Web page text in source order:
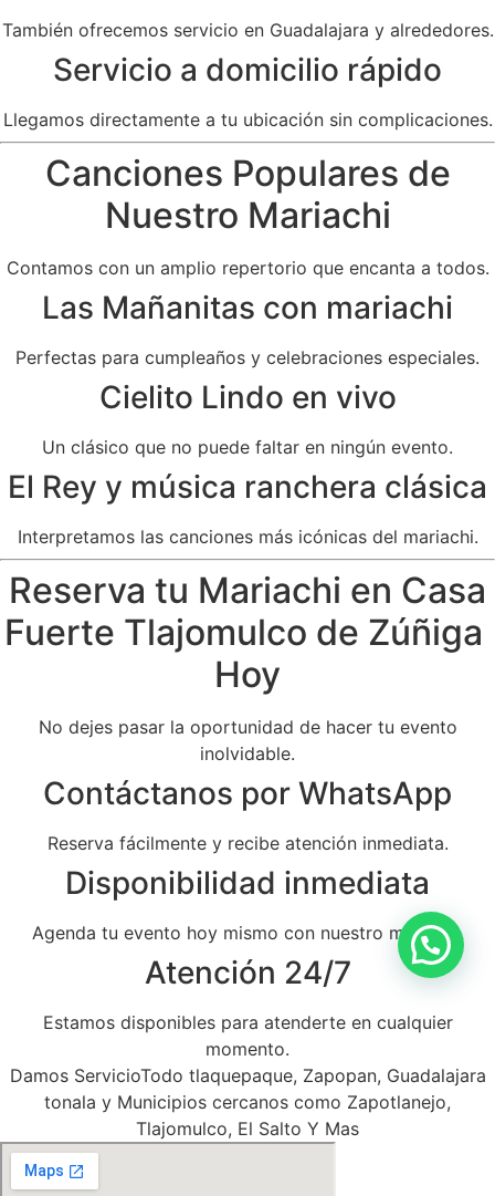
También ofrecemos servicio en Guadalajara y alrededores.
Servicio a domicilio rápido
Llegamos directamente a tu ubicación sin complicaciones.
Canciones Populares de
Nuestro Mariachi
Contamos con un amplio repertorio que encanta a todos.
Las Mañanitas con mariachi
Perfectas para cumpleaños y celebraciones especiales.
Cielito Lindo en vivo
Un clásico que no puede faltar en ningún evento.
El Rey y música ranchera clásica
Interpretamos las canciones más icónicas del mariachi.
Reserva tu Mariachi en Casa
Fuerte Tlajomulco de Zúñiga
Hoy
No dejes pasar la oportunidad de hacer tu evento
inolvidable.
Contáctanos por WhatsApp
Reserva fácilmente y recibe atención inmediata.
Disponibilidad inmediata
Agenda tu evento hoy mismo con nuestro mariachi.
Atención 24/7
Estamos disponibles para atenderte en cualquier
momento.
Damos ServicioTodo tlaquepaque, Zapopan, Guadalajara
tonala y Municipios cercanos como Zapotlanejo,
Tlajomulco, El Salto Y Mas